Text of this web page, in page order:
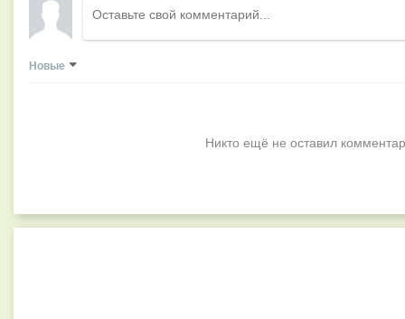
Новые
Никто ещё не оставил